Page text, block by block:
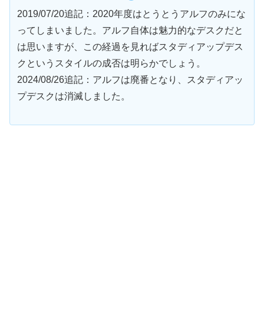
2019/07/20追記：2020年度はとうとうアルフのみにな
ってしまいました。アルフ自体は魅力的なデスクだと
は思いますが、この経過を見ればスタディアップデス
クというスタイルの成否は明らかでしょう。
2024/08/26追記：アルフは廃番となり、スタディアッ
プデスクは消滅しました。